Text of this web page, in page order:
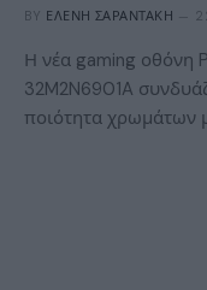
BY ΕΛΈΝΗ ΣΑΡΑΝΤΆΚΗ
Η νέα gaming οθόνη
32M2N6901A
ποιότητα χρωμάτων